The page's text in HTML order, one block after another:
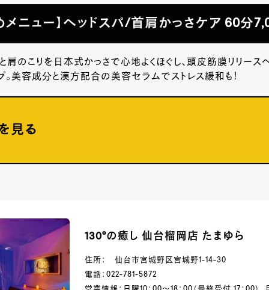
メニュー】ヘッドスパ/首肩かっさケア 60分
肩のこりを日本式かっさで心地よくほぐし、頭皮筋膜リリース
。美容成分と漢方配合の美容セラムでストレス緩和も！
見る
130°の癒し 仙台榴岡店 たまゆら
住所： 仙台市宮城野区宮城野1-14-30
電話：022-781-5872